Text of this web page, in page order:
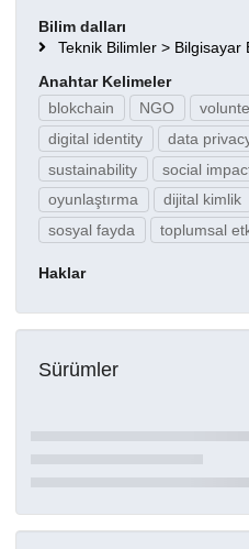
Bilim dalları
Teknik Bilimler > Bilgisayar
Anahtar Kelimeler
blokchain
NGO
digital identity
data
sustainability
social
oyunlaştırma
dijital kimlik
sosyal fayda
toplumsal
Haklar
Sürümler